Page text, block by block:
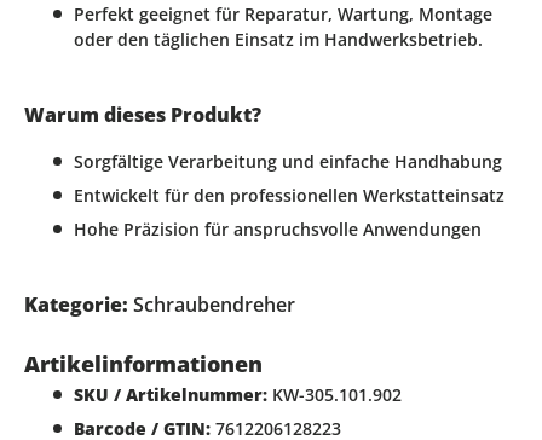
Perfekt geeignet für Reparatur, Wartung, Montage
oder den täglichen Einsatz im Handwerksbetrieb.
Warum dieses Produkt?
Sorgfältige Verarbeitung und einfache Handhabung
Entwickelt für den professionellen Werkstatteinsatz
Hohe Präzision für anspruchsvolle Anwendungen
Kategorie: Schraubendreher
Artikelinformationen
SKU / Artikelnummer: KW-305.101.902
Barcode / GTIN: 7612206128223